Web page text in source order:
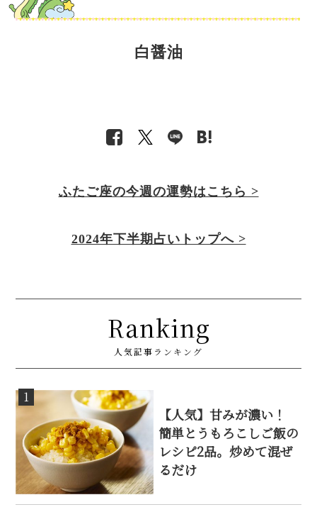
白醤油
ふたご座の今週の運勢はこちら >
2024年下半期占いトップへ >
Ranking
人気記事ランキング
1
【人気】甘みが濃い！
簡単とうもろこしご飯の
レシピ2品。炒めて混ぜ
るだけ